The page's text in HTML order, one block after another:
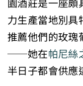
力生產當地別
推薦他們的玫瑰
──她在帕尼
半日子都會供應